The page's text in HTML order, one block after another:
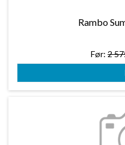
Rambo
Før: 2